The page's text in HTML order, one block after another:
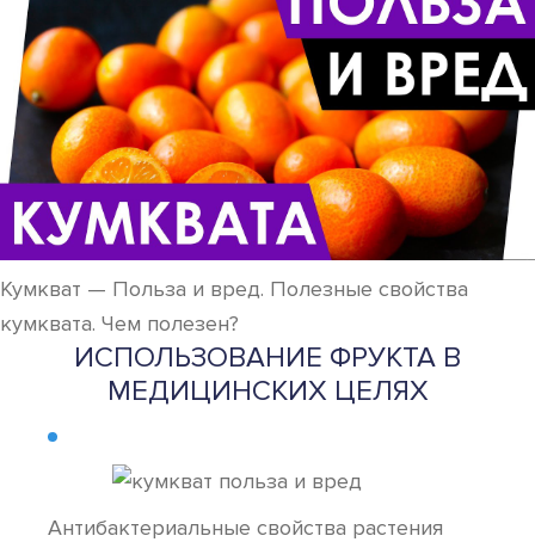
Кумкват — Польза и вред. Полезные свойства
кумквата. Чем полезен?
ИСПОЛЬЗОВАНИЕ ФРУКТА В
МЕДИЦИНСКИХ ЦЕЛЯХ
Антибактериальные свойства растения